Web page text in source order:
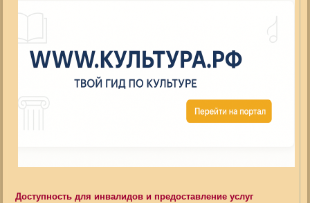
Доступность для инвалидов и предоставление услуг